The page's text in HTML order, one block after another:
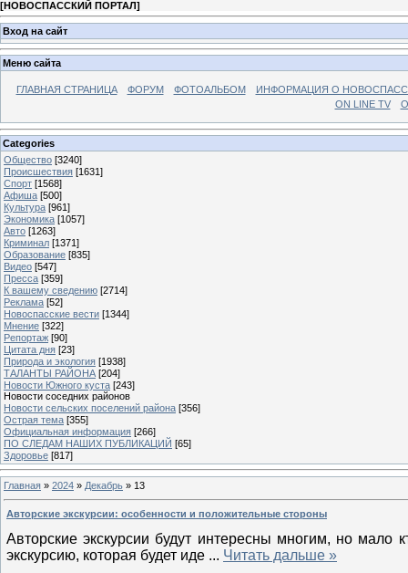
[НОВОСПАССКИЙ ПОРТАЛ]
Вход на сайт
Меню сайта
ГЛАВНАЯ СТРАНИЦА ФОРУМ ФОТОАЛЬБОМ
ИНФОРМАЦИЯ О
ON LINE TV
Categories
Общество [3240]
Происшествия [1631]
Спорт [1568]
Афиша [500]
Культура [961]
Экономика [1057]
Авто [1263]
Криминал [1371]
Образование [835]
Видео [547]
Пресса [359]
К вашему сведению [2714]
Реклама [52]
Новоспасские вести [1344]
Мнение [322]
Репортаж [90]
Цитата дня [23]
Природа и экология [1938]
ТАЛАНТЫ РАЙОНА [204]
Новости Южного куста [243]
Новости соседних районов
Новости сельских поселений района [356]
Острая тема [355]
Официальная информация [266]
ПО СЛЕДАМ НАШИХ ПУБЛИКАЦИЙ [65]
Здоровье [817]
Главная » 2024 » Декабрь » 13
Авторские экскурсии: особенности и положительные стороны
Авторские экскурсии будут интересны многим, но мало
экскурсию, которая будет иде ... Читать дальше »